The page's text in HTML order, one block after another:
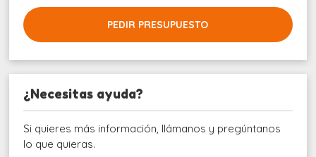
PEDIR PRESUPUESTO
¿Necesitas ayuda?
Si quieres más información, llámanos y pregúntanos
lo que quieras.